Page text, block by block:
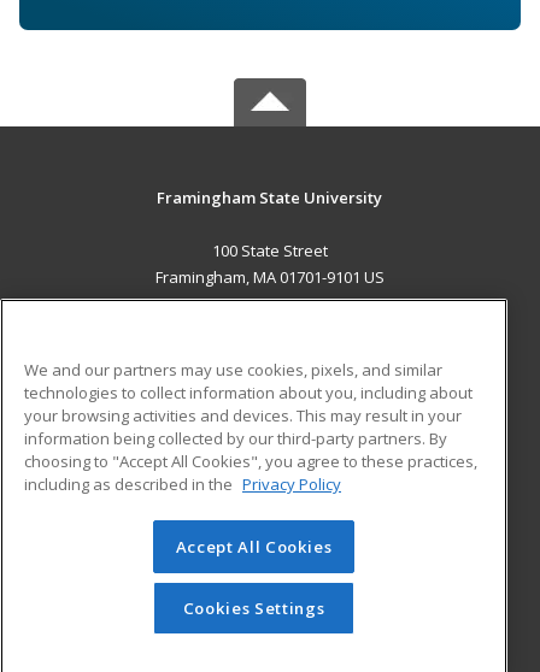
Framingham State University
100 State Street
Framingham, MA 01701-9101 US
ADDITIONAL RESOURCES
Military
Financial Assistance
Help
Student Blog
© 2026 ed2go, a division of Cengage Learning. All rights
reserved. The material on this site cannot be reproduced or
redistributed unless you have obtained prior written
permission from Cengage Learning.Privacy Policy
We and our partners may use cookies, pixels, and similar
technologies to collect information about you, including about
your browsing activities and devices. This may result in your
information being collected by our third-party partners. By
choosing to "Accept All Cookies", you agree to these practices,
including as described in the Privacy Policy
Accept All Cookies
Cookies Settings